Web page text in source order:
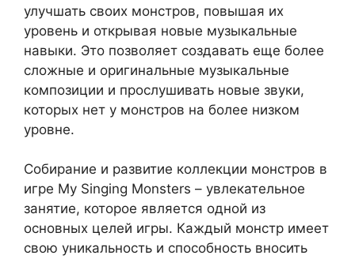
улучшать своих монстров, повышая их
уровень и открывая новые музыкальные
навыки. Это позволяет создавать еще более
сложные и оригинальные музыкальные
композиции и прослушивать новые звуки,
которых нет у монстров на более низком
уровне.
Собирание и развитие коллекции монстров в
игре My Singing Monsters – увлекательное
занятие, которое является одной из
основных целей игры. Каждый монстр имеет
свою уникальность и способность вносить